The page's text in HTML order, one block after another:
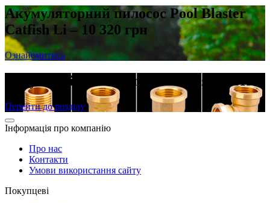
Акумуляторний пилосос Pool Blaster
Catfish Li – 10 320 грн
Ознайомитись
Латунні різьбові фітинги в наявності
Перейти до розділу
Інформація про компанію
Про нас
Контакти
Умови використання сайту
Покупцеві